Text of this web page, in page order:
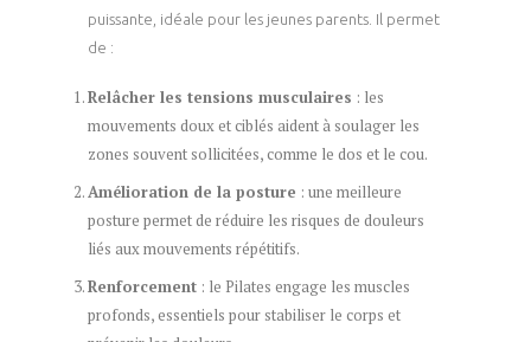
puissante, idéale pour les jeunes parents. Il permet
de :
Relâcher les tensions musculaires : les
mouvements doux et ciblés aident à soulager les
zones souvent sollicitées, comme le dos et le cou.
Amélioration de la posture : une meilleure
posture permet de réduire les risques de douleurs
liés aux mouvements répétitifs.
Renforcement : le Pilates engage les muscles
profonds, essentiels pour stabiliser le corps et